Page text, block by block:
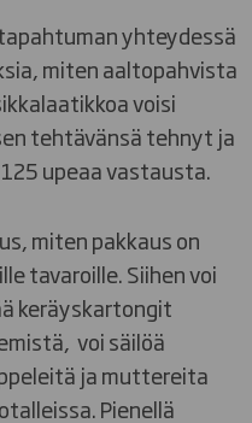
yhteydessä
miten aaltopahvista
voisi
tehtävänsä tehnyt ja
upeaa vastausta.
miten pakkaus on
tavaroille. Siihen voi
keräyskartongit
voi säilöä
ja muttereita
Pienellä